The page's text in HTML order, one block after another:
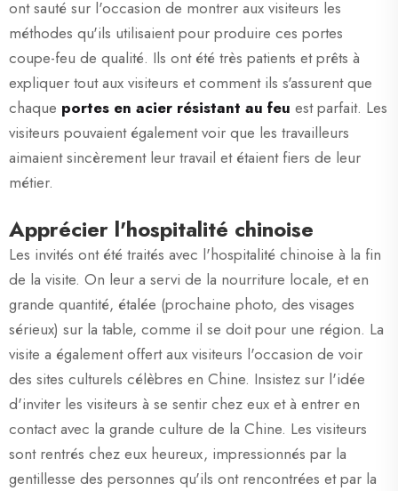
ont sauté sur l'occasion de montrer aux visiteurs les
méthodes qu'ils utilisaient pour produire ces portes
coupe-feu de qualité. Ils ont été très patients et prêts à
expliquer tout aux visiteurs et comment ils s'assurent que
chaque portes en acier résistant au feu est parfait. Les
visiteurs pouvaient également voir que les travailleurs
aimaient sincèrement leur travail et étaient fiers de leur
métier.
Apprécier l'hospitalité chinoise
Les invités ont été traités avec l'hospitalité chinoise à la fin
de la visite. On leur a servi de la nourriture locale, et en
grande quantité, étalée (prochaine photo, des visages
sérieux) sur la table, comme il se doit pour une région. La
visite a également offert aux visiteurs l'occasion de voir
des sites culturels célèbres en Chine. Insistez sur l'idée
d'inviter les visiteurs à se sentir chez eux et à entrer en
contact avec la grande culture de la Chine. Les visiteurs
sont rentrés chez eux heureux, impressionnés par la
gentillesse des personnes qu'ils ont rencontrées et par la